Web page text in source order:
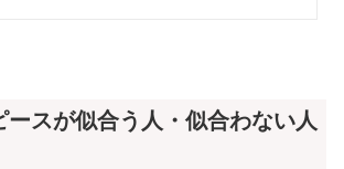
ースが似合う人・似合わない人